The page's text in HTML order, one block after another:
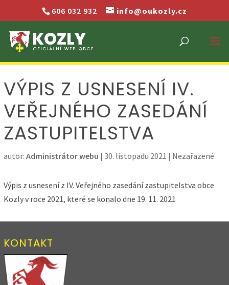
606 032 932 info@oukozly.cz
VÝPIS Z USNESENÍ IV.
VEŘEJNÉHO ZASEDÁNÍ
ZASTUPITELSTVA
autor: Administrátor webu | 30. listopadu 2021 | Nezařazené
Výpis z usnesení z IV. Veřejného zasedání zastupitelstva obce
Kozly v roce 2021, které se konalo dne 19. 11. 2021
KONTAKT